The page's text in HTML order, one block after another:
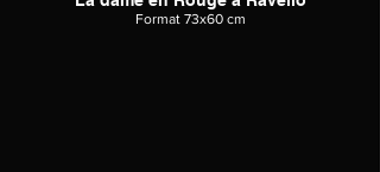
Format 73x60 cm